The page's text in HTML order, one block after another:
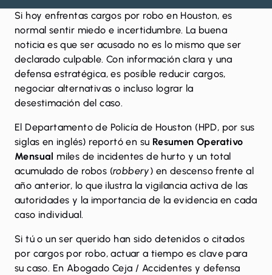
Si hoy enfrentas cargos por robo en Houston, es
normal sentir miedo e incertidumbre. La buena
noticia es que ser acusado no es lo mismo que ser
declarado culpable. Con información clara y una
defensa estratégica, es posible reducir cargos,
negociar alternativas o incluso lograr la
desestimación del caso.
El Departamento de Policía de Houston (HPD, por sus
siglas en inglés) reportó en su Resumen Operativo
Mensual miles de incidentes de hurto y un total
acumulado de robos (robbery) en descenso frente al
año anterior, lo que ilustra la vigilancia activa de las
autoridades y la importancia de la evidencia en cada
caso individual.
Si tú o un ser querido han sido detenidos o citados
por cargos por robo, actuar a tiempo es clave para
su caso. En Abogado Ceja / Accidentes y defensa